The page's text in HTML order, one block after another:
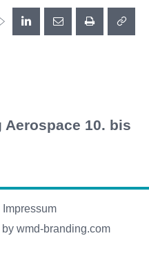
10. bis
Impressum
by wmd-branding.com